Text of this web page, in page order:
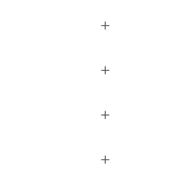
+
+
+
+